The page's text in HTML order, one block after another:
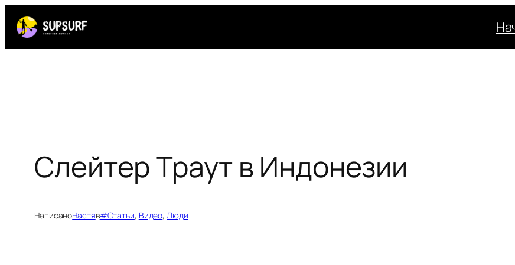
Перейти
содержимому
Слейтер Траут в Индонезии
НаписаноНастяв#Статьи, Видео, Люди